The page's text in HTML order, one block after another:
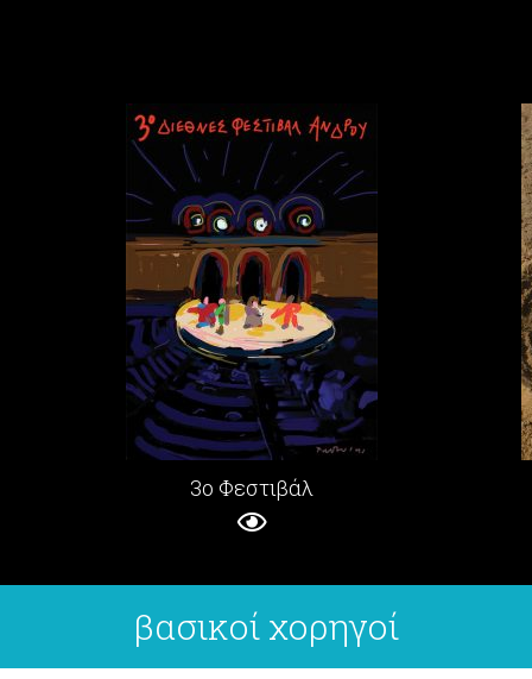
3ο Φεστιβάλ
βασικοί χορηγοί